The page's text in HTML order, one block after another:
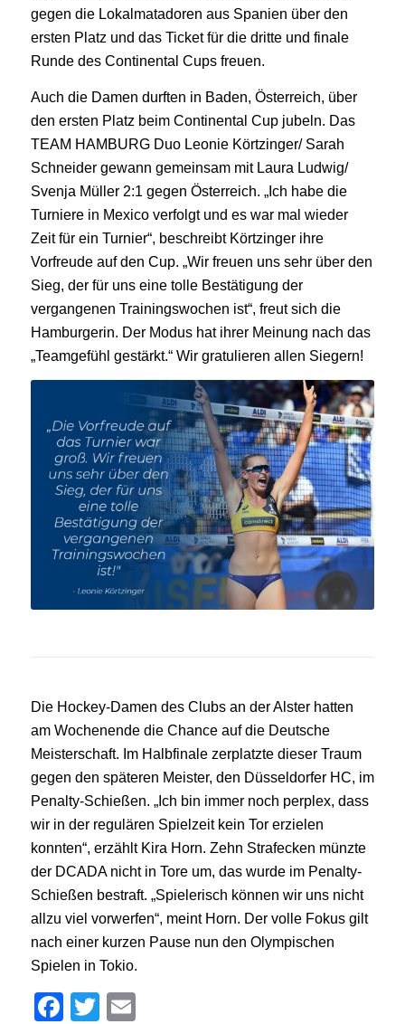
gegen die Lokalmatadoren aus Spanien über den
ersten Platz und das Ticket für die dritte und finale
Runde des Continental Cups freuen.
Auch die Damen durften in Baden, Österreich, über
den ersten Platz beim Continental Cup jubeln. Das
TEAM HAMBURG Duo Leonie Körtzinger/ Sarah
Schneider gewann gemeinsam mit Laura Ludwig/
Svenja Müller 2:1 gegen Österreich. „Ich habe die
Turniere in Mexico verfolgt und es war mal wieder
Zeit für ein Turnier“, beschreibt Körtzinger ihre
Vorfreude auf den Cup. „Wir freuen uns sehr über den
Sieg, der für uns eine tolle Bestätigung der
vergangenen Trainingswochen ist“, freut sich die
Hamburgerin. Der Modus hat ihrer Meinung nach das
„Teamgefühl gestärkt.“ Wir gratulieren allen Siegern!
Die Hockey-Damen des Clubs an der Alster hatten
am Wochenende die Chance auf die Deutsche
Meisterschaft. Im Halbfinale zerplatzte dieser Traum
gegen den späteren Meister, den Düsseldorfer HC, im
Penalty-Schießen. „Ich bin immer noch perplex, dass
wir in der regulären Spielzeit kein Tor erzielen
konnten“, erzählt Kira Horn. Zehn Strafecken münzte
der DCADA nicht in Tore um, das wurde im Penalty-
Schießen bestraft. „Spielerisch können wir uns nicht
allzu viel vorwerfen“, meint Horn. Der volle Fokus gilt
nach einer kurzen Pause nun den Olympischen
Spielen in Tokio.
Facebook
Twitter